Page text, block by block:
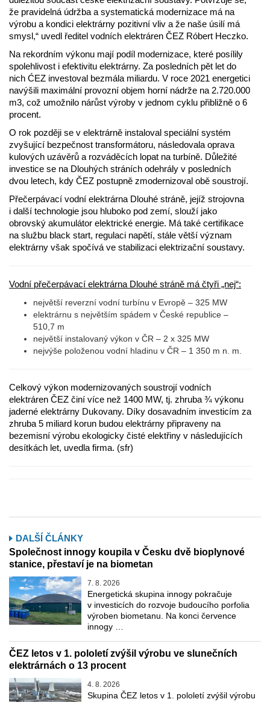
že pravidelná údržba a systematická modernizace má na
výrobu a kondici elektrárny pozitivní vliv a že naše úsilí má
smysl,“ uvedl ředitel vodních elektráren ČEZ Róbert Heczko.
Na rekordním výkonu mají podíl modernizace, které posílily
spolehlivost i efektivitu elektrárny. Za posledních pět let do
nich ĆEZ investoval bezmála miliardu. V roce 2021 energetici
navýšili maximální provozní objem horní nádrže na 2.720.000
m3, což umožnilo nárůst výroby v jednom cyklu přibližně o 6
procent.
O rok později se v elektrárně instaloval speciální systém
zvyšující bezpečnost transformátoru, následovala oprava
kulových uzávěrů a rozváděcích lopat na turbíně. Důležité
investice se na Dlouhých stráních odehrály v posledních
dvou letech, kdy ČEZ postupně zmodernizoval obě soustrojí.
Přečerpávací vodní elektrárna Dlouhé stráně, jejíž strojovna
i další technologie jsou hluboko pod zemí, slouží jako
obrovský akumulátor elektrické energie. Má také certifikace
na službu black start, regulaci napětí, stále větší význam
elektrárny však spočívá ve stabilizaci elektrizační soustavy.
Vodní přečerpávací elektrárna Dlouhé stráně má čtyři „nej“:
největší reverzní vodní turbínu v Evropě – 325 MW
elektrárnu s největším spádem v České republice –
510,7 m
největší instalovaný výkon v ČR – 2 x 325 MW
nejvýše položenou vodní hladinu v ČR – 1 350 m n. m.
Celkový výkon modernizovaných soustrojí vodních
elektráren ČEZ činí více než 1400 MW, tj. zhruba ¾ výkonu
jaderné elektrárny Dukovany. Díky dosavadním investicím za
zhruba 5 miliard korun budou elektrárny připraveny na
bezemisní výrobu ekologicky čisté elektřiny v následujících
desítkách let, uvedla firma. (sfr)
DALŠÍ ČLÁNKY
Společnost innogy koupila v Česku dvě bioplynové
stanice, přestaví je na biometan
7. 8. 2026
Energetická skupina innogy pokračuje
v investicích do rozvoje budoucího porfolia
výroben biometanu. Na konci července
innogy …
ČEZ letos v 1. pololetí zvýšil výrobu ve slunečních
elektrárnách o 13 procent
4. 8. 2026
Skupina ČEZ letos v 1. pololetí zvýšil výrobu